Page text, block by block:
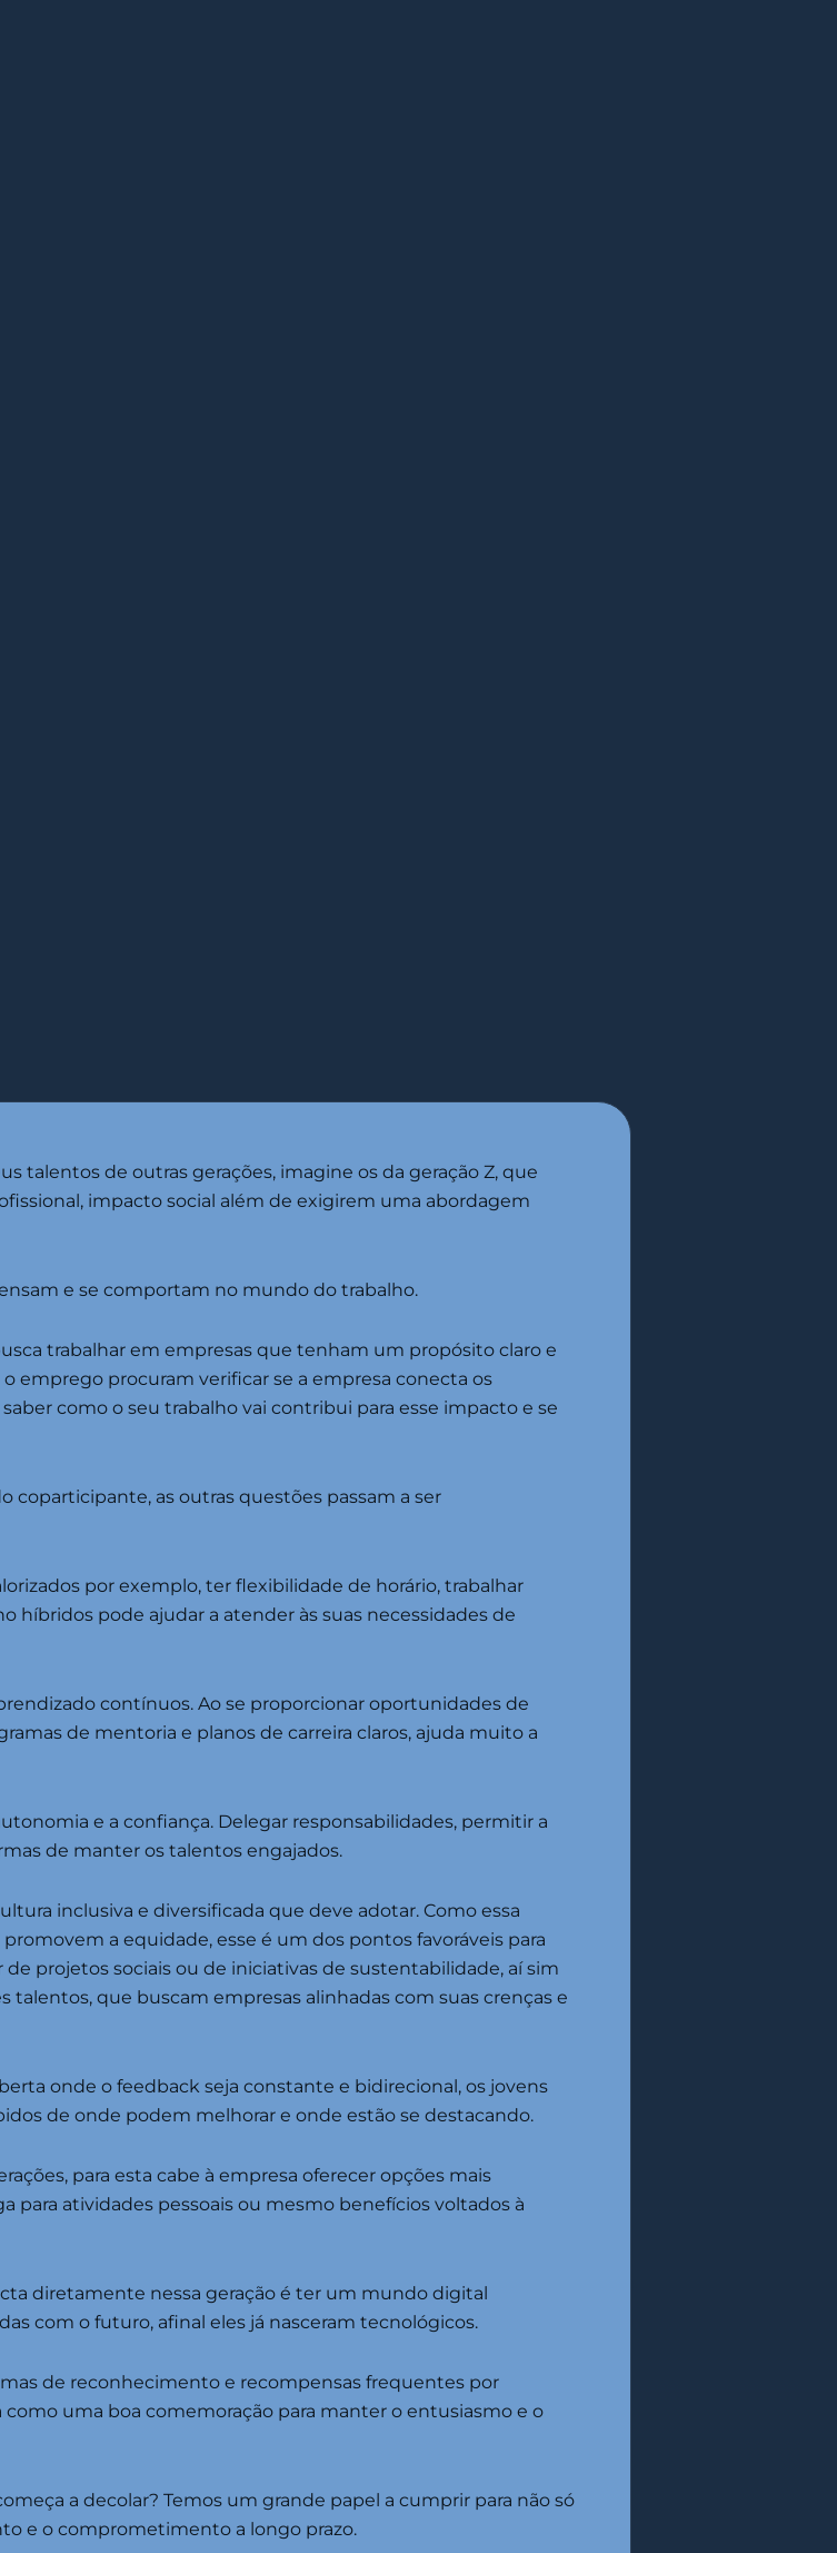
talentos de outras gerações, imagine os da geração Z, que
impacto social além de exigirem uma abordagem
e se comportam no mundo do trabalho.
trabalhar em empresas que tenham um propósito claro e
emprego procuram verificar se a empresa conecta os
como o seu trabalho vai contribui para esse impacto e se
coparticipante, as outras questões passam a ser
por exemplo, ter flexibilidade de horário, trabalhar
híbridos pode ajudar a atender às suas necessidades de
contínuos. Ao se proporcionar oportunidades de
de mentoria e planos de carreira claros, ajuda muito a
e a confiança. Delegar responsabilidades, permitir a
de manter os talentos engajados.
inclusiva e diversificada que deve adotar. Como essa
a equidade, esse é um dos pontos favoráveis para
projetos sociais ou de iniciativas de sustentabilidade, aí sim
talentos, que buscam empresas alinhadas com suas crenças e
onde o feedback seja constante e bidirecional, os jovens
de onde podem melhorar e onde estão se destacando.
para esta cabe à empresa oferecer opções mais
para atividades pessoais ou mesmo benefícios voltados à
diretamente nessa geração é ter um mundo digital
com o futuro, afinal eles já nasceram tecnológicos.
de reconhecimento e recompensas frequentes por
uma boa comemoração para manter o entusiasmo e o
a decolar? Temos um grande papel a cumprir para não só
e o comprometimento a longo prazo.